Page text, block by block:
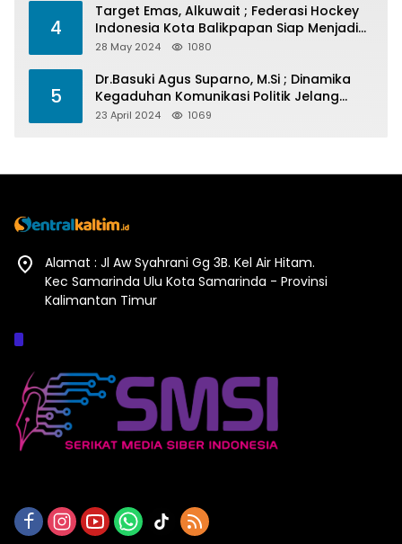
4
Target Emas, Alkuwait ; Federasi Hockey
Indonesia Kota Balikpapan Siap Menjadi
Barometer Prestasi Di Kaltim
28 May 2024 1080
5
Dr.Basuki Agus Suparno, M.Si ; Dinamika
Kegaduhan Komunikasi Politik Jelang
Pesta Politik 2024
23 April 2024 1069
Alamat : Jl Aw Syahrani Gg 3B. Kel Air Hitam.
Kec Samarinda Ulu Kota Samarinda - Provinsi
Kalimantan Timur